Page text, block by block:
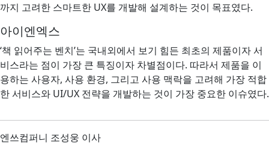
까지 고려한 스마트한 UX를 개발해 설계하는 것이 목표였다.
아이엔엑스
‘책 읽어주는 벤치’는 국내외에서 보기 힘든 최초의 제품이자 서
비스라는 점이 가장 큰 특징이자 차별점이다. 따라서 제품을 이
용하는 사용자, 사용 환경, 그리고 사용 맥락을 고려해 가장 적합
한 서비스와 UI/UX 전략을 개발하는 것이 가장 중요한 이슈였다.
엔쓰컴퍼니 조성웅 이사